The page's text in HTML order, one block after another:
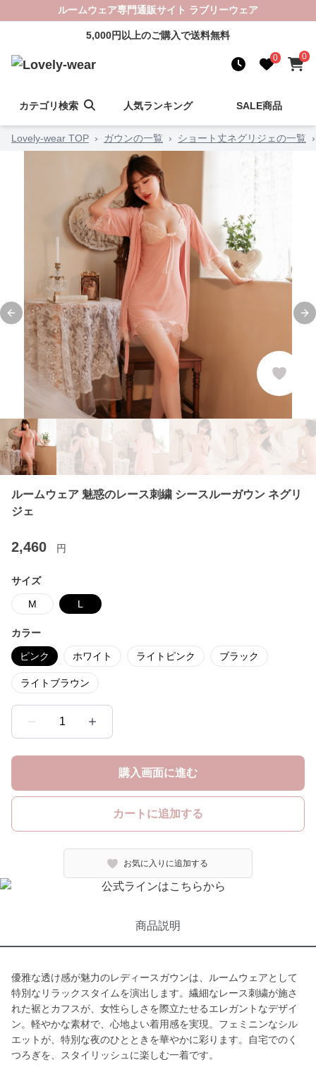
ルームウェア専門通販サイト ラブリーウェア
5,000円以上のご購入で送料無料
0 0
カテゴリ検索 人気ランキング SALE商品
Lovely-wear TOP › ガウンの一覧 › ショート丈ネグリジェの一覧 ›
Previous slide
ルームウェア 魅惑のレース刺繍 シースルーガウン ネグリ
ジェ
2,460 円
サイズ
M L
カラー
ピンク ホワイト ライトピンク ブラック
ライトブラウン
1
購入画面に進む
カートに追加する
お気に入りに追加する
商品説明
優雅な透け感が魅力のレディースガウンは、ルームウェアとして
特別なリラックスタイムを演出します。繊細なレース刺繍が施さ
れた裾とカフスが、女性らしさを際立たせるエレガントなデザイ
ン。軽やかな素材で、心地よい着用感を実現。フェミニンなシル
エットが、特別な夜のひとときを華やかに彩ります。自宅でのく
つろぎを、スタイリッシュに楽しむ一着です。